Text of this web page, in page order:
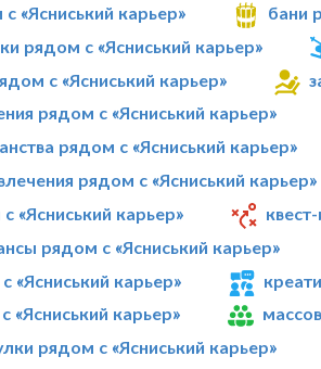
«Ясниський карьер» бани
рядом с «Ясниський карьер»
с «Ясниський карьер»
рядом с «Ясниський карьер»
рядом с «Ясниський карьер»
рядом с «Ясниський карьер»
«Ясниський карьер»
рядом с «Ясниський карьер»
«Ясниський карьер»
«Ясниський карьер»
рядом с «Ясниський карьер»